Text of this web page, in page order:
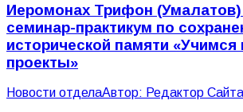
Иеромонах Трифон
семинар-практикум по
исторической памяти «Учимся
проекты»
Новости отделаАвтор: Редактор Сайта